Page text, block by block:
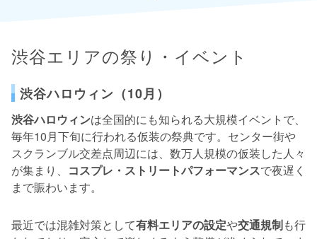
渋谷エリアの祭り・イベント
渋谷ハロウィン（10月）
渋谷ハロウィンは全国的にも知られる大規模イベントで、
毎年10月下旬に行われる仮装の祭典です。センター街や
スクランブル交差点周辺には、数万人規模の仮装した人々
が集まり、 コスプレ・ストリートパフォーマンスで夜遅く
まで賑わいます。
最近では混雑対策として有料エリアの設定や交通規制も行